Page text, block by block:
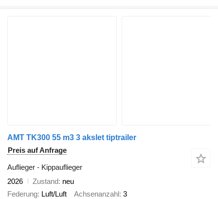
AMT TK300 55 m3 3 akslet tiptrailer
Preis auf Anfrage
Auflieger - Kippauflieger
2026
Zustand neu
Federung Luft/Luft Achsenanzahl 3